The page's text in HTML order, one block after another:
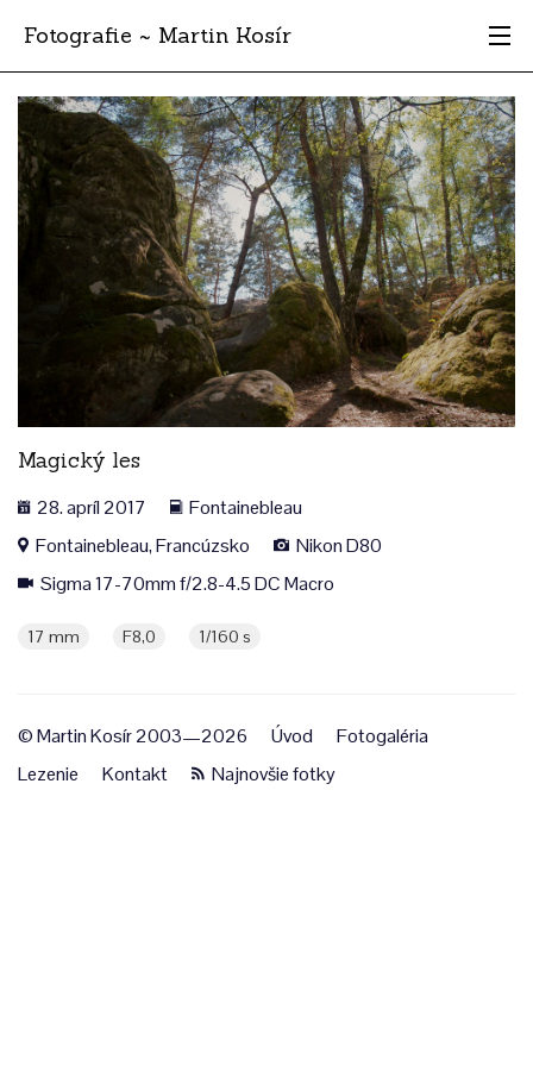
Fotografie ~ Martin Kosír
Moje obľúbené
Albumy
Miesta
Vyhľadávanie
Magický les
28. apríl 2017
Fontainebleau
Fontainebleau, Francúzsko
Nikon D80
Sigma 17-70mm f/2.8-4.5 DC Macro
17 mm F8,0 1/160 s
© Martin Kosír 2003—2026 Úvod
Fotogaléria
Lezenie
Kontakt Najnovšie fotky